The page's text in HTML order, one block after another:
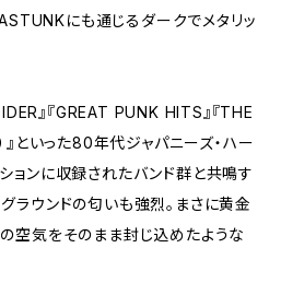
にも通じるダークでメタリッ
』『GREAT PUNK HITS』『THE
』といった80年代ジャパニーズ・ハー
ョンに収録されたバンド群と共鳴す
ラウンドの匂いも強烈。まさに黄金
空気をそのまま封じ込めたような